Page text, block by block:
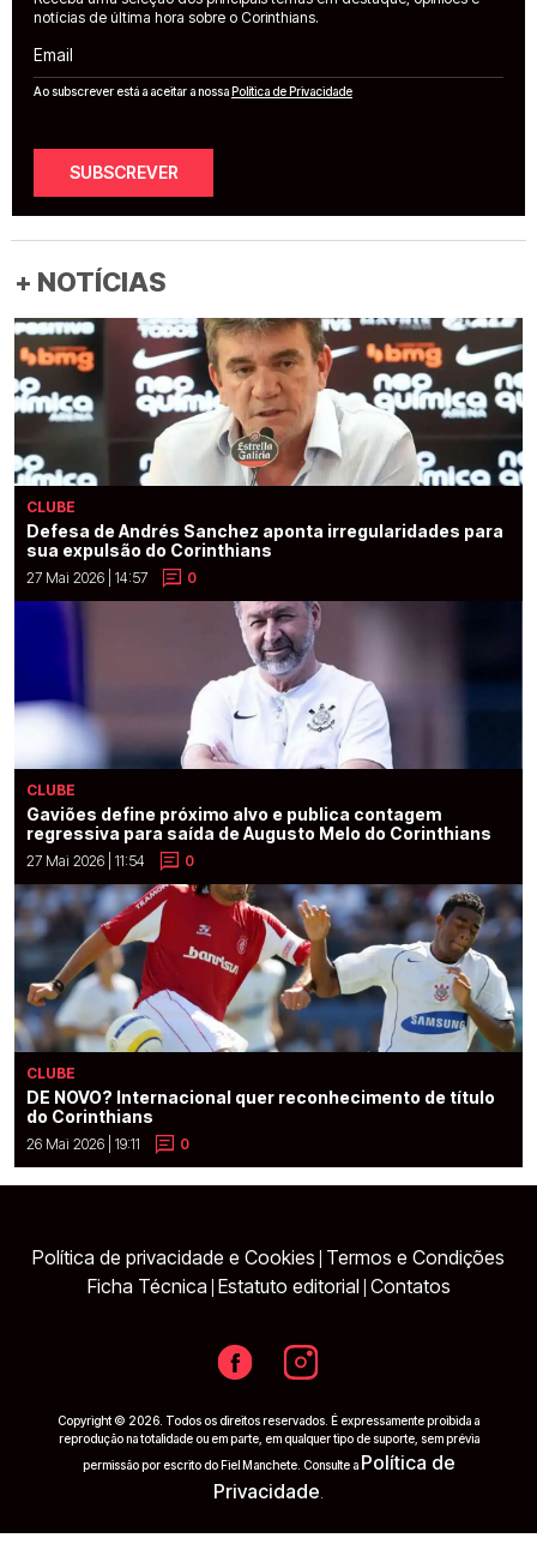
notícias de última hora sobre o Corinthians.
Email
Ao subscrever está a aceitar a nossaPolítica de Privacidade
SUBSCREVER
+ NOTÍCIAS
CLUBE
Defesa de Andrés Sanchez aponta irregularidades para
sua expulsão do Corinthians
27 Mai 2026 | 14:57 0
CLUBE
Gaviões define próximo alvo e publica contagem
regressiva para saída de Augusto Melo do Corinthians
27 Mai 2026 | 11:54 0
CLUBE
DE NOVO? Internacional quer reconhecimento de título
do Corinthians
26 Mai 2026 | 19:11 0
Política de privacidade e Cookies Termos e Condições
Ficha Técnica Estatuto editorial Contatos
Copyright © 2026. Todos os direitos reservados. É expressamente proibida a
reprodução na totalidade ou em parte, em qualquer tipo de suporte, sem prévia
permissão por escrito do Fiel Manchete. Consulte a Política de
Privacidade